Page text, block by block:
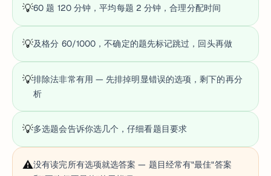
💡60 题 120 分钟，平均每题 2 分钟，合理分配时间
💡及格分 60/1000，不确定的题先标记跳过，回头再做
💡排除法非常有用 — 先排掉明显错误的选项，剩下的再分
析
💡多选题会告诉你选几个，仔细看题目要求
⚠️没有读完所有选项就选答案 — 题目经常有"最佳"答案